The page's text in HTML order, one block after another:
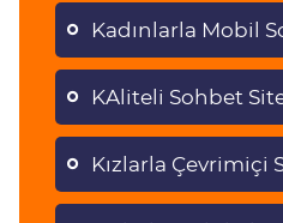
Kadınlarla Mobil
KAliteli Sohbet
Kızlarla Çevrimiçi